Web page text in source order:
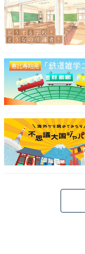
2位に選ばれたのは
生向けファッショ
ィションでグランプ
『silent』（フジテ
技力も評価されてい
だから（40歳女性
しいのでインスタ
にきれいな顔をし
というギャップが好